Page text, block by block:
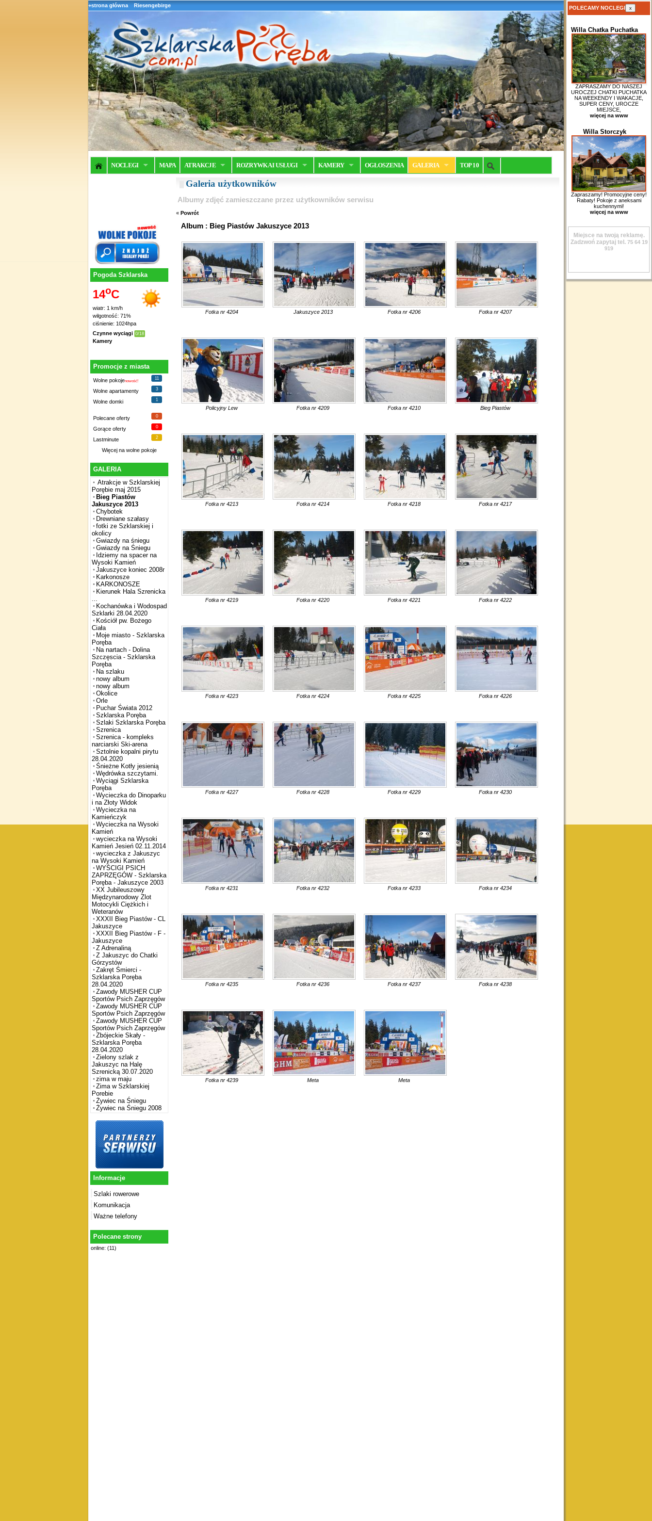
+strona główna Riesengebirge
NOCLEGI MAPA ATRAKCJE ROZRYWKA I USŁUGI KAMERY OGŁOSZENIA GALERIA TOP 10
Pogoda Szklarska
14oC
wiatr: 1 km/h
wilgotność: 71%
ciśnienie: 1024hpa
Czynne wyciągi 0/18
Kamery
Promocje z miasta
Wolne pokojenowość!
11
Wolne apartamenty 3
Wolne domki 1
Polecane oferty 0
Gorące oferty 0
Lastminute 2
Więcej na wolne pokoje
GALERIA
Atrakcje w Szklarskiej
Porębie maj 2015
Bieg Piastów
Jakuszyce 2013
Chybotek
Drewniane szałasy
fotki ze Szklarskiej i
okolicy
Gwiazdy na śniegu
Gwiazdy na Śniegu
Idziemy na spacer na
Wysoki Kamień
Jakuszyce koniec 2008r
Karkonosze
KARKONOSZE
Kierunek Hala Szrenicka
...
Kochanówka i Wodospad
Szklarki 28.04.2020
Kościół pw. Bożego
Ciała
Moje miasto - Szklarska
Poręba
Na nartach - Dolina
Szczęscia - Szklarska
Poręba
Na szlaku
nowy album
nowy album
Okolice
Orle
Puchar Świata 2012
Szklarska Poręba
Szlaki Szklarska Poręba
Szrenica
Szrenica - kompleks
narciarski Ski-arena
Sztolnie kopalni pirytu
28.04.2020
Śnieżne Kotły jesienią
Wędrówka szczytami.
Wyciągi Szklarska
Poręba
Wycieczka do Dinoparku
i na Złoty Widok
Wycieczka na
Kamieńczyk
Wycieczka na Wysoki
Kamień
wycieczka na Wysoki
Kamień Jesień 02.11.2014
wycieczka z Jakuszyc
na Wysoki Kamień
WYŚCIGI PSICH
ZAPRZĘGÓW - Szklarska
Poręba - Jakuszyce 2003
XX Jubileuszowy
Międzynarodowy Zlot
Motocykli Ciężkich i
Weteranów
XXXII Bieg Piastów - CL
Jakuszyce
XXXII Bieg Piastów - F -
Jakuszyce
Z Adrenaliną
Z Jakuszyc do Chatki
Górzystów
Zakręt Śmierci -
Szklarska Poręba
28.04.2020
Zawody MUSHER CUP
Sportów Psich Zaprzęgów
Zawody MUSHER CUP
Sportów Psich Zaprzęgów
Zawody MUSHER CUP
Sportów Psich Zaprzęgów
Zbójeckie Skały -
Szklarska Poręba
28.04.2020
Zielony szlak z
Jakuszyc na Halę
Szrenicką 30.07.2020
zima w maju
Zima w Szklarskiej
Porebie
Żywiec na Śniegu
Żywiec na Śniegu 2008
Informacje
Szlaki rowerowe
Komunikacja
Ważne telefony
Polecane strony
online: (11)
Galeria użytkowników
Albumy zdjęć zamieszczane przez użytkowników serwisu
« Powrót
Album : Bieg Piastów Jakuszyce 2013
Fotka nr 4204 Jakuszyce 2013 Fotka nr 4206 Fotka nr 4207
Policyjny Lew Fotka nr 4209 Fotka nr 4210 Bieg Piastów
Fotka nr 4213 Fotka nr 4214 Fotka nr 4218 Fotka nr 4217
Fotka nr 4219 Fotka nr 4220 Fotka nr 4221 Fotka nr 4222
Fotka nr 4223 Fotka nr 4224 Fotka nr 4225 Fotka nr 4226
Fotka nr 4227 Fotka nr 4228 Fotka nr 4229 Fotka nr 4230
Fotka nr 4231 Fotka nr 4232 Fotka nr 4233 Fotka nr 4234
Fotka nr 4235 Fotka nr 4236 Fotka nr 4237 Fotka nr 4238
Fotka nr 4239 Meta Meta
POLECAMY NOCLEGI x
Willa Chatka Puchatka
ZAPRASZAMY DO NASZEJ
UROCZEJ CHATKI PUCHATKA
NA WEEKENDY I WAKACJE,
SUPER CENY, UROCZE
MIEJSCE,
więcej na www
Willa Storczyk
Zapraszamy! Promocyjne ceny!
Rabaty! Pokoje z aneksami
kuchennymi!
więcej na www
Miejsce na twoją reklamę.
Zadzwoń zapytaj tel. 75 64 19
919